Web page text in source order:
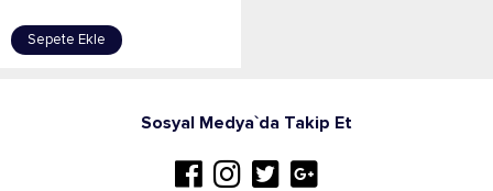
Sepete Ekle
Sosyal Medya`da Takip Et